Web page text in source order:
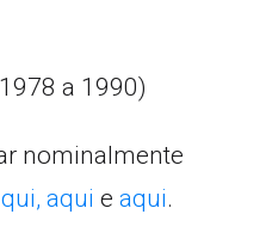
a 1990)
nominalmente
aqui e aqui.